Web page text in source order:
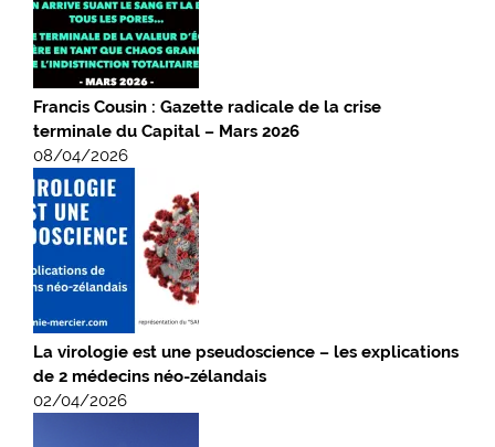
Francis Cousin : Gazette radicale de la crise
terminale du Capital – Mars 2026
08/04/2026
La virologie est une pseudoscience – les explications
de 2 médecins néo-zélandais
02/04/2026